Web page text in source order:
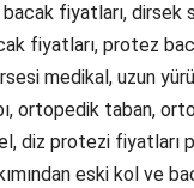
fiyatları,
fiyatları, protez
medikal, uzun
ortopedik taban,
diz protezi fiyatları
eski kol ve